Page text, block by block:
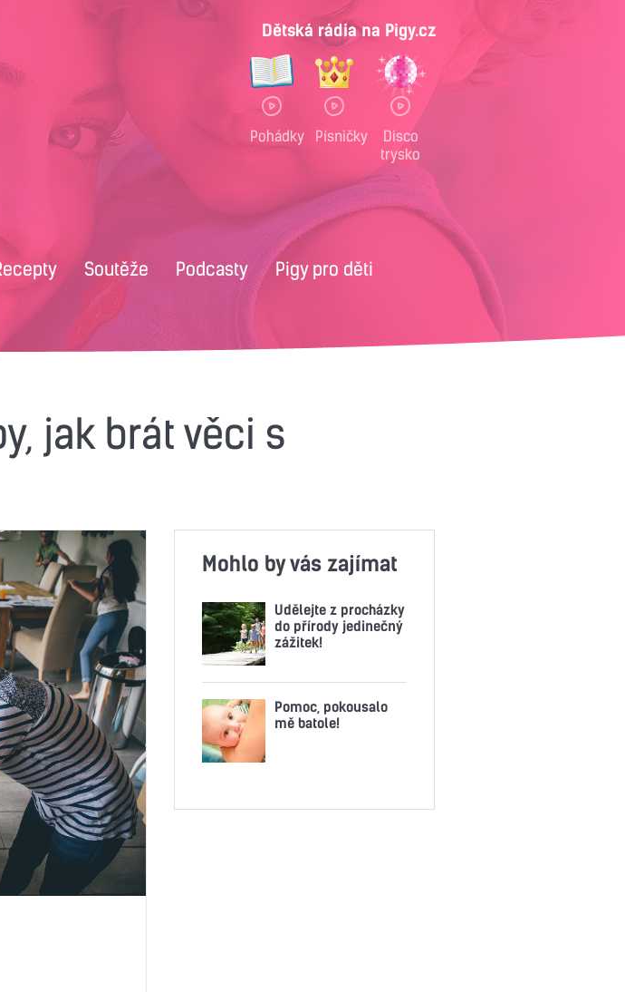
Dětská rádia na Pigy.cz
Pohádky Písničky
Disco
trysko
Soutěže Podcasty Pigy pro děti
jak brát věci s
Mohlo by vás zajímat
Udělejte z procházky
do přírody jedinečný
zážitek!
Pomoc, pokousalo
mě batole!